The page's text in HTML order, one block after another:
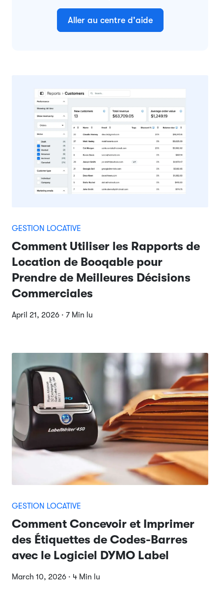
Aller au centre d'aide
GESTION LOCATIVE
Comment Utiliser les Rapports de
Location de Booqable pour
Prendre de Meilleures Décisions
Commerciales
April 21, 2026 · 7 Min lu
GESTION LOCATIVE
Comment Concevoir et Imprimer
des Étiquettes de Codes-Barres
avec le Logiciel DYMO Label
March 10, 2026 · 4 Min lu